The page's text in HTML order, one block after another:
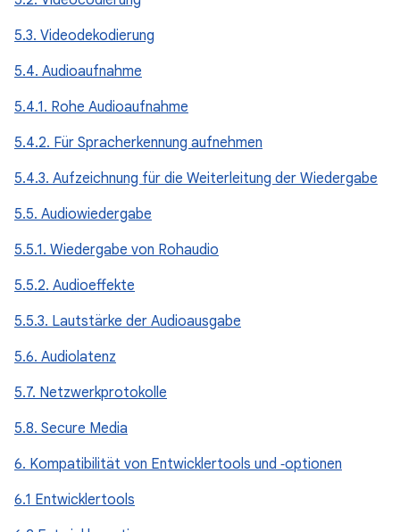
5.3. Videodekodierung
5.4. Audioaufnahme
5.4.1. Rohe Audioaufnahme
5.4.2. Für Spracherkennung aufnehmen
5.4.3. Aufzeichnung für die Weiterleitung der Wiedergabe
5.5. Audiowiedergabe
5.5.1. Wiedergabe von Rohaudio
5.5.2. Audioeffekte
5.5.3. Lautstärke der Audioausgabe
5.6. Audiolatenz
5.7. Netzwerkprotokolle
5.8. Secure Media
6. Kompatibilität von Entwicklertools und ‑optionen
6.1 Entwicklertools